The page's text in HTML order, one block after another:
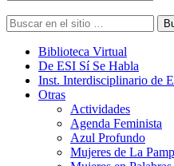
Biblioteca Virtual
De ESI Sí Se Habla
Inst. Interdisciplinario de
Otras
Actividades
Agenda Feminista
Azul Profundo
Mujeres de La